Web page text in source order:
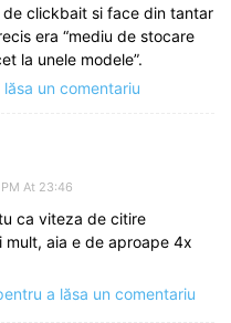
clickbait si face din tantar
era “mediu de stocare
la unele modele”.
un comentariu
At 23:46
ca viteza de citire
mult, aia e de aproape 4x
a lăsa un comentariu